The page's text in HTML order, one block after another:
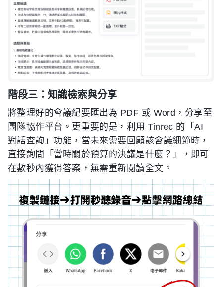
階段三：知識檢索與分享
將整理好的會議紀要匯出為 PDF 或 Word，分享至
團隊協作平台。更重要的是，利用 Tinrec 的「AI
對話查詢」功能，當未來需要回顧該會議細節時，
直接詢問「當時關於預算的決議是什麼？」，即可
在數秒內獲得答案，無需重新閱讀全文。